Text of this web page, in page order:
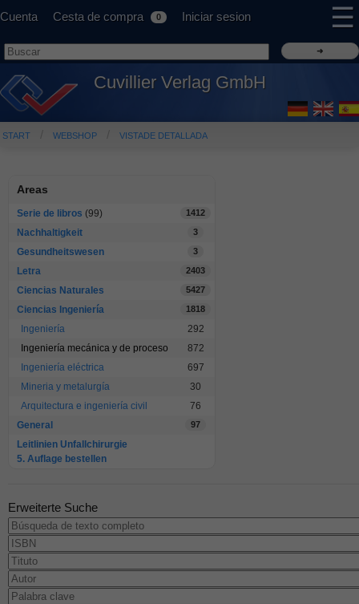
Cuenta Cesta de compra 0 Iniciar sesion ☰
Cuvillier Verlag GmbH
START WEBSHOP VISTADE DETALLADA
Areas
Serie de libros (99) 1412
Nachhaltigkeit 3
Gesundheitswesen 3
Letra 2403
Ciencias Naturales 5427
Ciencias Ingeniería 1818
Ingeniería
292
Ingeniería mecánica y de proceso
872
Ingeniería eléctrica
697
Mineria y metalurgía
30
Arquitectura e ingeniería civil
76
General
97
Leitlinien Unfallchirurgie
5. Auflage bestellen
Erweiterte Suche